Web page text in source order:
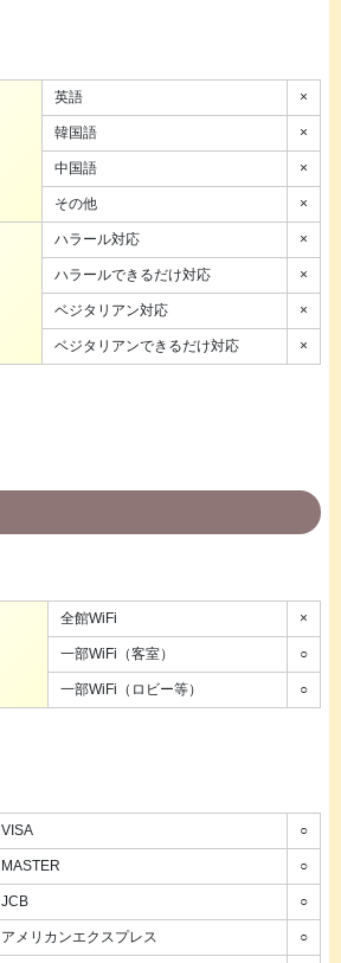
英語 ×
韓国語 ×
中国語 ×
その他 ×
ハラール対応 ×
ハラールできるだけ対応 ×
ベジタリアン対応 ×
ベジタリアンできるだけ対応 ×
全館WiFi ×
一部WiFi（客室） ○
一部WiFi（ロビー等） ○
VISA ○
MASTER ○
JCB ○
アメリカンエクスプレス ○